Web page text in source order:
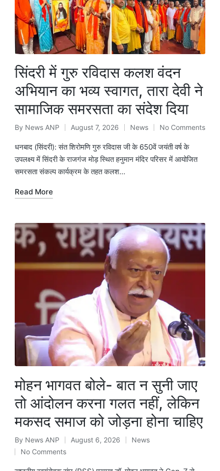
सिंदरी में गुरु रविदास कलश वंदन
अभियान का भव्य स्वागत, तारा देवी ने
सामाजिक समरसता का संदेश दिया
Posted
by
By News ANP August 7, 2026
Posted
in
News No Comments
धनबाद (सिंदरी): संत शिरोमणि गुरु रविदास जी के 650वें जयंती वर्ष के
उपलक्ष्य में सिंदरी के राजगंज मोड़ स्थित हनुमान मंदिर परिसर में आयोजित
समरसता संकल्प कार्यक्रम के तहत कलश…
Read More
मोहन भागवत बोले- बात न सुनी जाए
तो आंदोलन करना गलत नहीं, लेकिन
मकसद समाज को जोड़ना होना चाहिए
Posted
by
By News ANP August 6, 2026
Posted
News
No Comments